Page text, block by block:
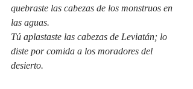
quebraste las cabezas de los monstruos en
las aguas.
Tú aplastaste las cabezas de Leviatán; lo
diste por comida a los moradores del
desierto.